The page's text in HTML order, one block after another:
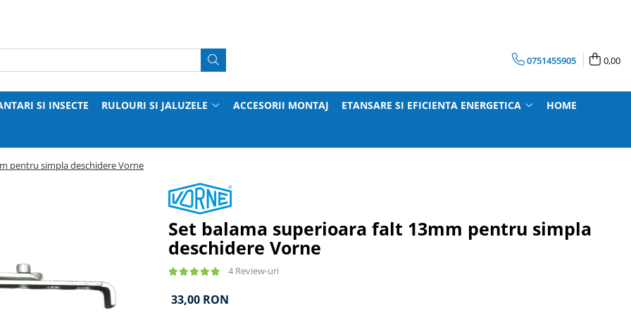
0751455905 0,00
SI INSECTE RULOURI SI JALUZELE ACCESORII MONTAJ ETANSARE SI EFICIENTA ENERGETICA HOME
pentru simpla deschidere Vorne
Set balama superioara falt 13mm pentru simpla
deschidere Vorne
4 Review-uri
33,00 RON